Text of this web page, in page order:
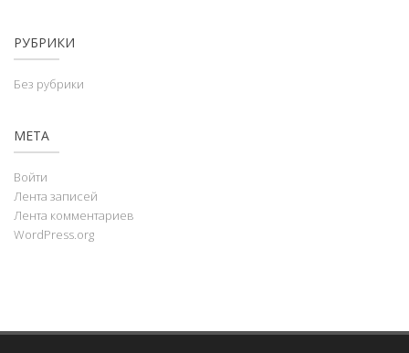
РУБРИКИ
Без рубрики
МЕТА
Войти
Лента записей
Лента комментариев
WordPress.org